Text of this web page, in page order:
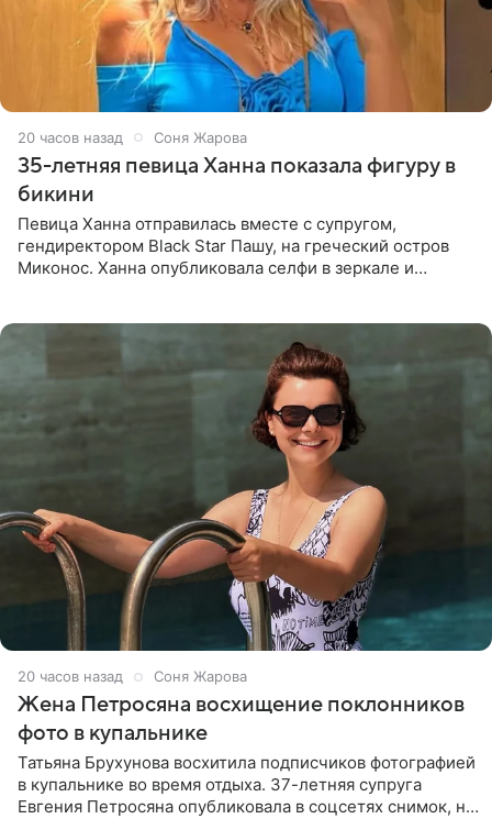
20 часов назад Соня Жарова
35-летняя певица Ханна показала фигуру в
бикини
Певица Ханна отправилась вместе с супругом,
гендиректором Black Star Пашу, на греческий остров
Миконос. Ханна опубликовала селфи в зеркале и
20 часов назад Соня Жарова
Жена Петросяна восхищение поклонников
фото в купальнике
Татьяна Брухунова восхитила подписчиков фотографией
в купальнике во время отдыха. 37-летняя супруга
Евгения Петросяна опубликовала в соцсетях снимок, на